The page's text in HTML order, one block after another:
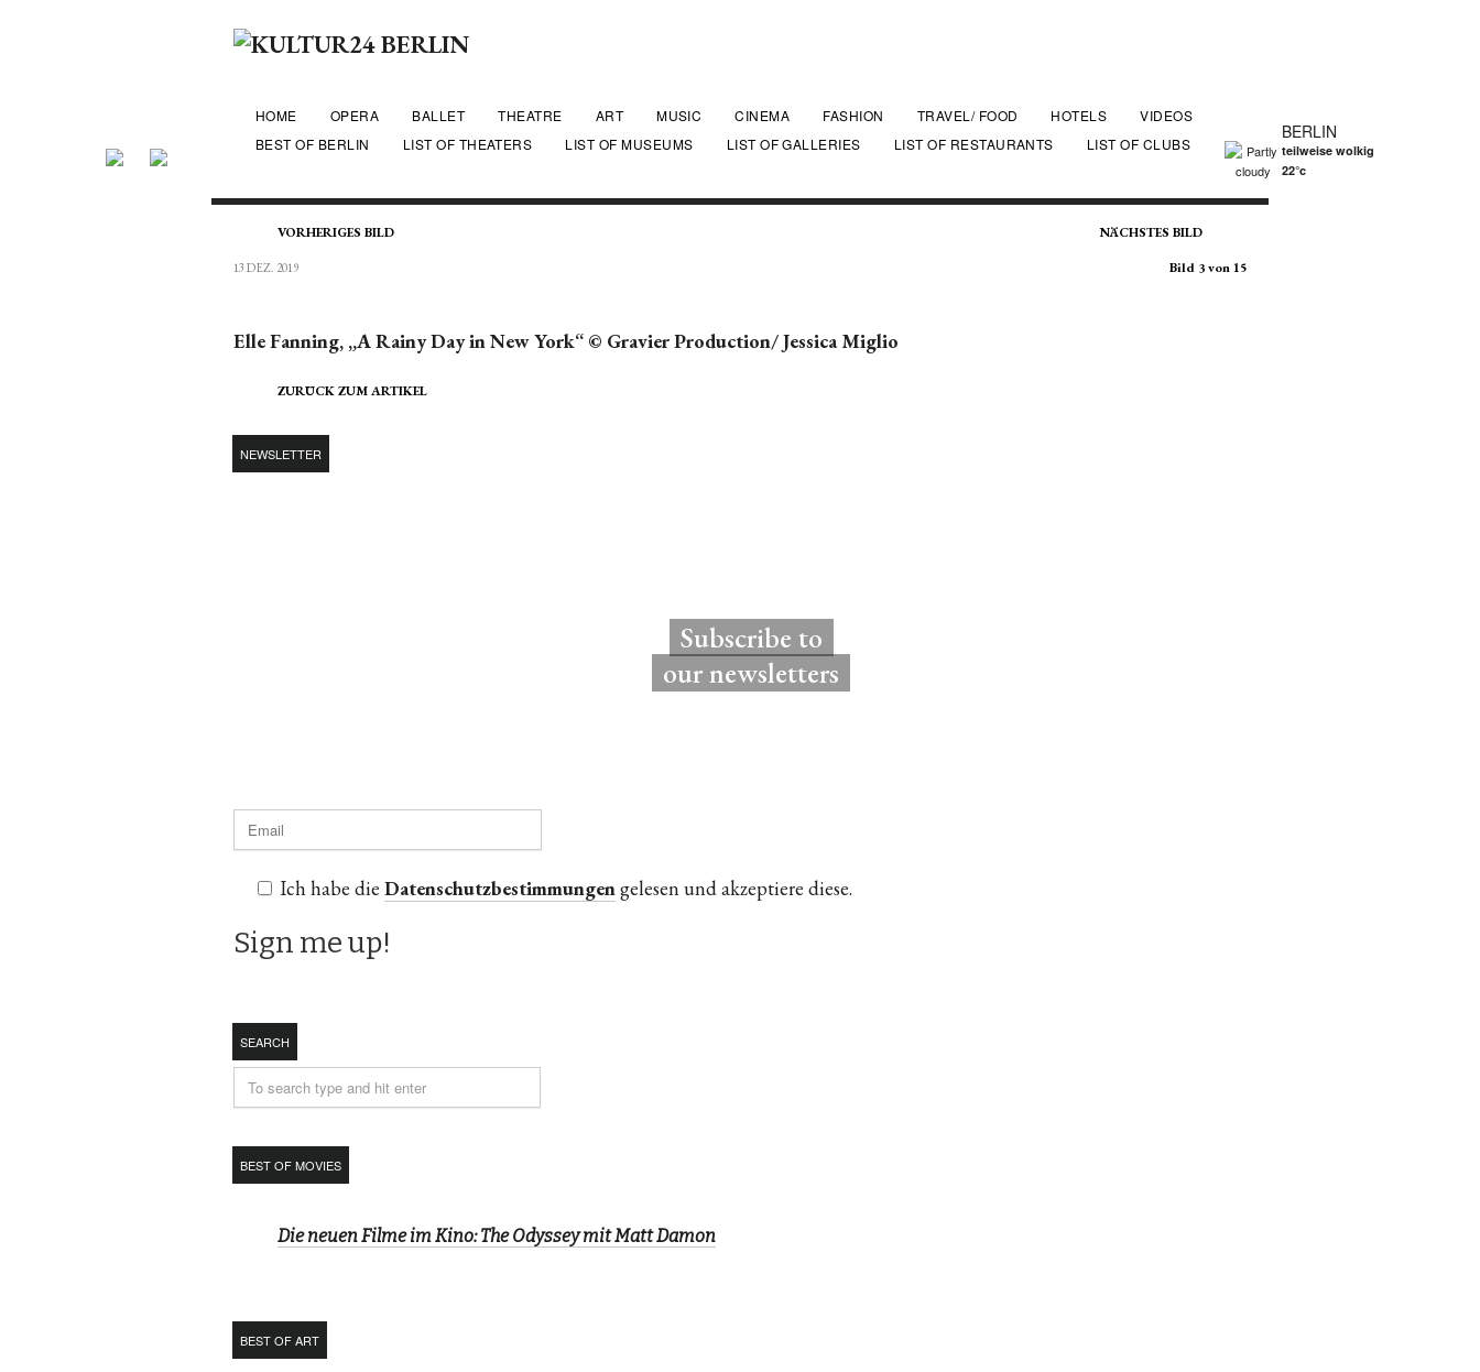
BERLIN
teilweise wolkig
22°c
HOME OPERA BALLET THEATRE ART MUSIC CINEMA FASHION TRAVEL/ FOOD HOTELS
VIDEOS
BEST OF BERLIN
LIST OF THEATERS LIST OF MUSEUMS LIST OF GALLERIES LIST OF RESTAURANTS LIST OF CLUBS
VORHERIGES BILD NÄCHSTES BILD
13 DEZ. 2019 Bild 3 von 15
Elle Fanning, „A Rainy Day in New York“ © Gravier Production/ Jessica Miglio
ZURÜCK ZUM ARTIKEL
NEWSLETTER
Subscribe to
our newsletters
Ich habe die Datenschutzbestimmungengelesen und akzeptiere diese.
SEARCH
BEST OF MOVIES
Die neuen Filme im Kino: The Odyssey mit Matt Damon
BEST OF ART